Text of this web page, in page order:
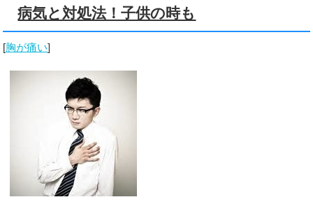
病気と対処法！子供の時も
[胸が痛い]